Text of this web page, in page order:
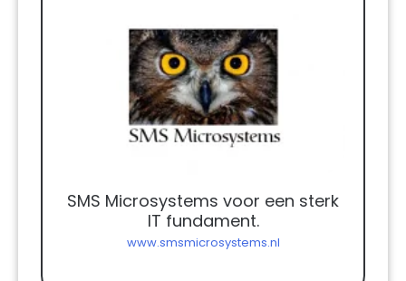
SMS Microsystems voor een sterk
IT fundament.
www.smsmicrosystems.nl